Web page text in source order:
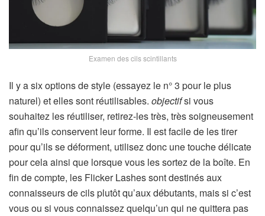
Examen des cils scintillants
Il y a six options de style (essayez le n° 3 pour le plus
naturel) et elles sont réutilisables. objectifsi vous
souhaitez les réutiliser, retirez-les très, très soigneusement
afin qu’ils conservent leur forme. Il est facile de les tirer
pour qu’ils se déforment, utilisez donc une touche délicate
pour cela ainsi que lorsque vous les sortez de la boîte. En
fin de compte, les Flicker Lashes sont destinés aux
connaisseurs de cils plutôt qu’aux débutants, mais si c’est
vous ou si vous connaissez quelqu’un qui ne quittera pas